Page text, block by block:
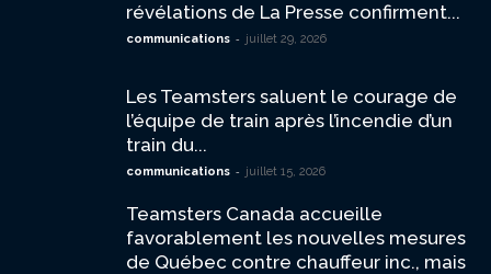
révélations de La Presse confirment...
communications - juillet 29, 2026
Les Teamsters saluent le courage de
l’équipe de train après l’incendie d’un
train du...
communications - juillet 15, 2026
Teamsters Canada accueille
favorablement les nouvelles mesures
de Québec contre chauffeur inc., mais